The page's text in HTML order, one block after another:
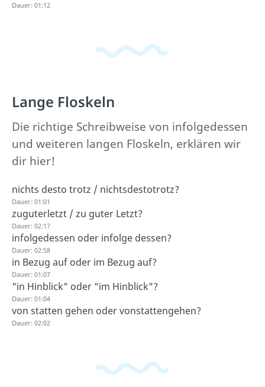
Dauer: 01:12
Lange Floskeln
Die richtige Schreibweise von infolgedessen
und weiteren langen Floskeln, erklären wir
dir hier!
nichts desto trotz / nichtsdestotrotz?
Dauer: 01:01
zuguterletzt / zu guter Letzt?
Dauer: 02:17
infolgedessen oder infolge dessen?
Dauer: 02:58
in Bezug auf oder im Bezug auf?
Dauer: 01:07
"in Hinblick" oder "im Hinblick"?
Dauer: 01:04
von statten gehen oder vonstattengehen?
Dauer: 02:02